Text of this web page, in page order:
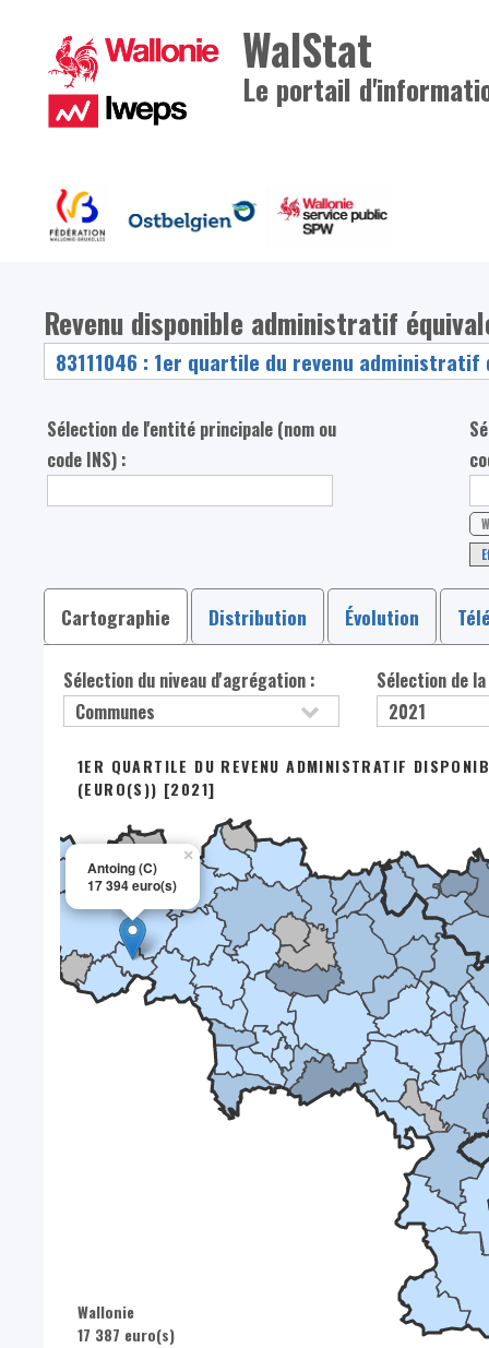
WalStat
Le portail
Revenu disponible administratif
Sélection de l'entité principale (nom ou
code INS) :
Cartographie Distribution Évolution
Sélection du niveau d'agrégation : Sélection de
Antoing (C)
17 394 euro(s)
×
1ER QUARTILE DU REVENU ADMINISTRATIF
(EURO(S)) [2021]
Wallonie
17 387 euro(s)